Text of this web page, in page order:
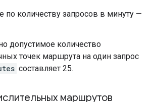
по количеству запросов в минуту —
допустимое количество
точек маршрута на один запрос
составляет 25.
маршрутов